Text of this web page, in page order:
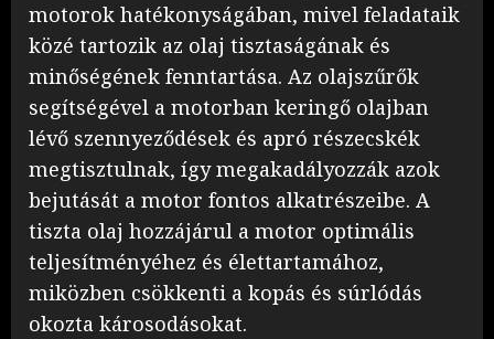
motorok hatékonyságában, mivel feladataik
közé tartozik az olaj tisztaságának és
minőségének fenntartása. Az olajszűrők
segítségével a motorban keringő olajban
lévő szennyeződések és apró részecskék
megtisztulnak, így megakadályozzák azok
bejutását a motor fontos alkatrészeibe. A
tiszta olaj hozzájárul a motor optimális
teljesítményéhez és élettartamához,
miközben csökkenti a kopás és súrlódás
okozta károsodásokat.